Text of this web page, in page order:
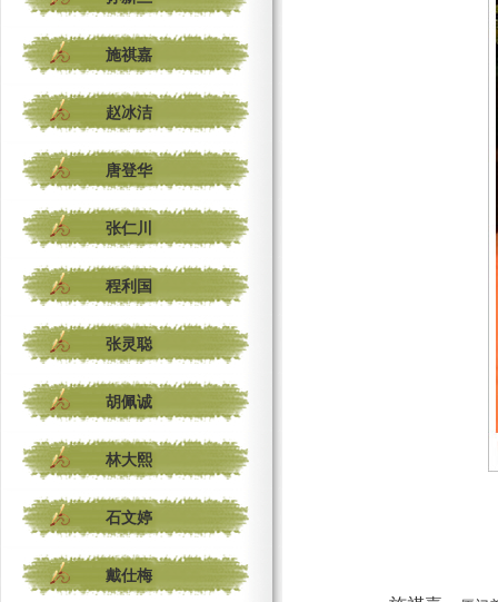
施祺嘉
赵冰洁
唐登华
张仁川
程利国
张灵聪
胡佩诚
林大熙
石文婷
戴仕梅